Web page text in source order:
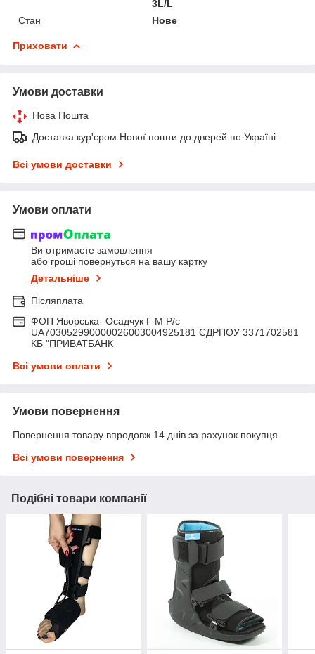
3L/L
Стан
Нове
Приховати
Умови доставки
Нова Пошта
Доставка кур'єром Нової пошти до дверей по Україні.
Всі умови доставки
Умови оплати
Ви отримаєте замовлення
або гроші повернуться на вашу картку
Детальніше
Післяплата
ФОП Яворська- Осадчук Г М Р/c
UA703052990000026003004925181 ЄДРПОУ 3371702581
КБ "ПРИВАТБАНК
Всі умови оплати
Умови повернення
Повернення товару впродовж 14 днів за рахунок покупця
Всі умови повернення
Подібні товари компанії